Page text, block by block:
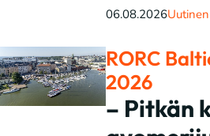
06.08.2026Uutinen
RORC
2026
– Pitkän